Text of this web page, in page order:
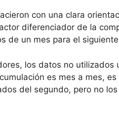
con una clara
diferenciador de la
de un mes para el
los datos no utilizados
es mes a mes, es
del segundo, pero no